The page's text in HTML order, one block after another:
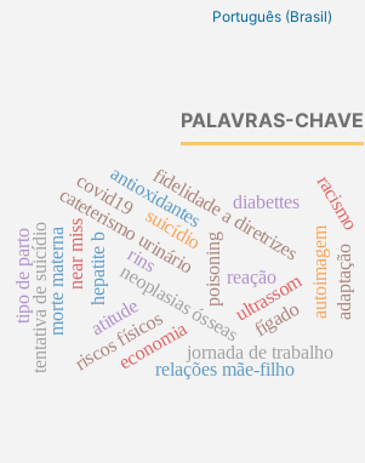
Português (Brasil)
PALAVRAS-CHAVE
hepatite bneoplasias ósseas
poisoning ultrassom
cateterismo urinário
near miss fidelidade a diretrizes
jornada de trabalho
relações mãe-filho
riscos físicos
autoimagem
morte materna
economia
suicídio
tentativa de suicídio reação
diabettes
fígado
rins
racismo
adaptação
tipo de parto
antioxidantes
atitude
covid19